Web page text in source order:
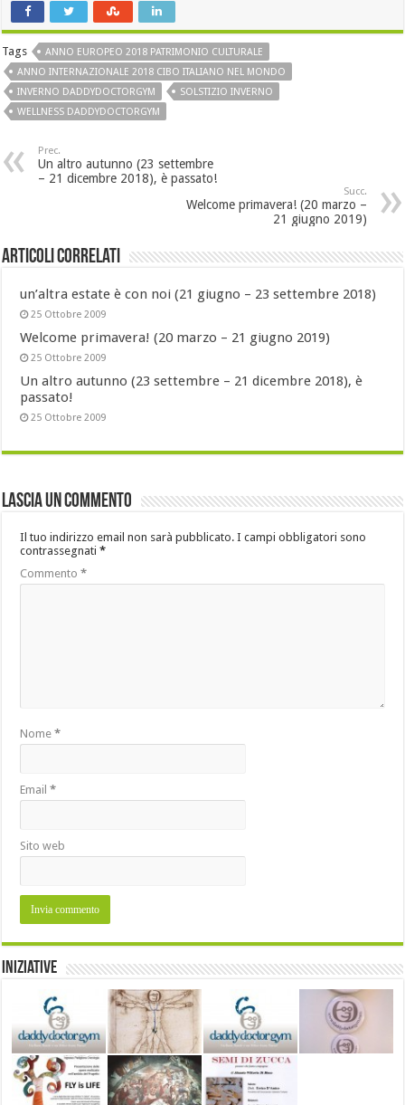
Tags
ANNO EUROPEO 2018 PATRIMONIO CULTURALE
ANNO INTERNAZIONALE 2018 CIBO ITALIANO NEL MONDO
INVERNO DADDYDOCTORGYM
SOLSTIZIO INVERNO
WELLNESS DADDYDOCTORGYM
Prec.
Un altro autunno (23 settembre
– 21 dicembre 2018), è passato!
Succ.
Welcome primavera! (20 marzo –
21 giugno 2019)
Articoli Correlati
un’altra estate è con noi (21 giugno – 23 settembre 2018)
25 Ottobre 2009
Welcome primavera! (20 marzo – 21 giugno 2019)
25 Ottobre 2009
Un altro autunno (23 settembre – 21 dicembre 2018), è
passato!
25 Ottobre 2009
Lascia un commento
Il tuo indirizzo email non sarà pubblicato. I campi obbligatori sono
contrassegnati*
Commento*
Nome*
Email*
Sito web
Iniziative